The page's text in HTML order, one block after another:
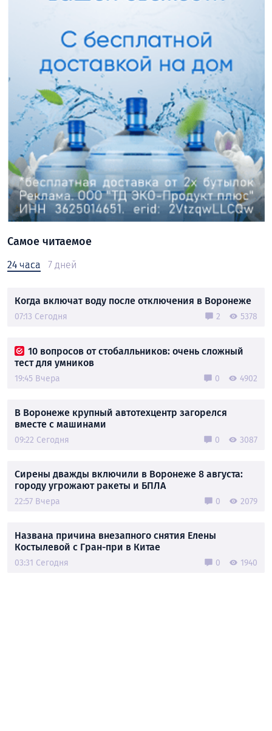
Самое читаемое
24 часа 7 дней
Когда включат воду после отключения в Воронеже
07:13 Сегодня 2 5378
10 вопросов от стобалльников: очень сложный
тест для умников
19:45 Вчера 0 4902
В Воронеже крупный автотехцентр загорелся
вместе с машинами
09:22 Сегодня 0 3087
Сирены дважды включили в Воронеже 8 августа:
городу угрожают ракеты и БПЛА
22:57 Вчера 0 2079
Названа причина внезапного снятия Елены
Костылевой с Гран-при в Китае
03:31 Сегодня 0 1940